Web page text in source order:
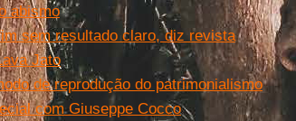
abismo
sem resultado claro, diz revista
Jato
de reprodução do patrimonialismo
com Giuseppe Cocco